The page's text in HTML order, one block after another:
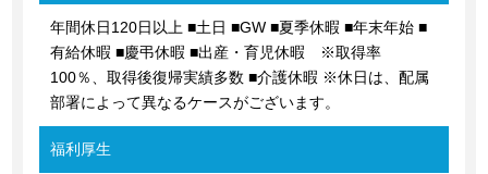
年間休日120日以上 ■土日 ■GW ■夏季休暇 ■年末年始 ■
有給休暇 ■慶弔休暇 ■出産・育児休暇 ※取得率
100％、取得後復帰実績多数 ■介護休暇 ※休日は、配属
部署によって異なるケースがございます。
福利厚生